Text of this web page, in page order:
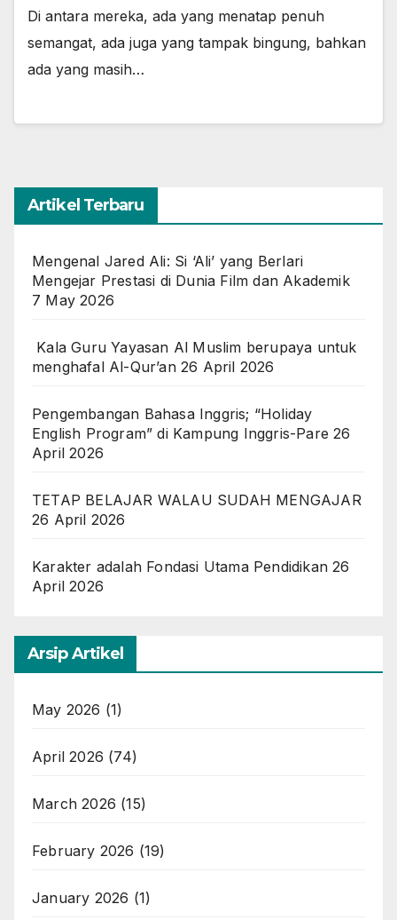
Di antara mereka, ada yang menatap penuh
semangat, ada juga yang tampak bingung, bahkan
ada yang masih…
Artikel Terbaru
Mengenal Jared Ali: Si ‘Ali’ yang Berlari
Mengejar Prestasi di Dunia Film dan Akademik
7 May 2026
Kala Guru Yayasan Al Muslim berupaya untuk
menghafal Al-Qur’an 26 April 2026
Pengembangan Bahasa Inggris; “Holiday
English Program” di Kampung Inggris-Pare 26
April 2026
TETAP BELAJAR WALAU SUDAH MENGAJAR
26 April 2026
Karakter adalah Fondasi Utama Pendidikan 26
April 2026
Arsip Artikel
May 2026 (1)
April 2026 (74)
March 2026 (15)
February 2026 (19)
January 2026 (1)